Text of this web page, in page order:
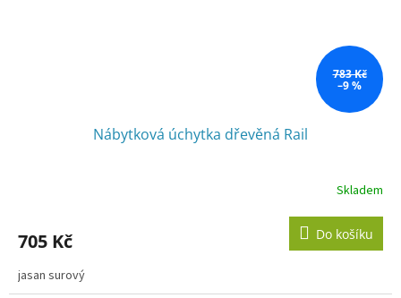
783 Kč
–9 %
Nábytková úchytka dřevěná Rail
Skladem
705 Kč Do košíku
jasan surový